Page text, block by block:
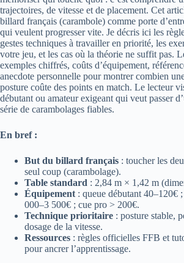
trajectoires, de vitesse et de placement. Cet
billard français (carambole) comme porte
qui veulent progresser vite. Je décris ici les
gestes techniques à travailler en priorité, les
votre jeu, et les cas où la théorie ne suffit pas.
exemples chiffrés, coûts d’équipement,
anecdote personnelle pour montrer combien
posture coûte des points en match. Le lecteur
débutant ou amateur exigeant qui veut passer
série de carambolages fiables.
En bref :
But du billard français : toucher les
seul coup (carambolage).
Table standard : 2,84 m × 1,42 m
Équipement : queue débutant 40–120€
000–3 500€ ; cue pro > 200€.
Technique prioritaire : posture stable,
dosage de la vitesse.
Ressources : règles officielles FFB et
pour ancrer l’apprentissage.